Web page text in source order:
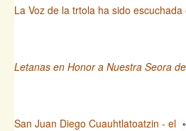
La Voz de la trtola ha sido
Letanas en Honor a Nuestra Seora
San Juan Diego Cuauhtlatoatzin - el